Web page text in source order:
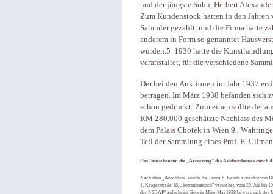
und der jüngste Sohn, Herbert
Zum Kundenstock hatten in den
Sammler gezählt, und die Firma hatte
anderem in Form so genannter
wurden.5 1930 hatte die
veranstaltet, für die verschiedene
Der bei den Auktionen im Jahr 1937
betragen. Im März 1938 befanden sich
schon gedruckt: Zum einen sollte der
RM 280.000 geschätzte Nachlass des
dem Palais Chotek in Wien 9.,
Teil der Sammlung eines Prof. E.
Das Tauziehen um die „Arisierung" des Auktionshauses durch
Nach dem „Anschluss" wurde die Firma S. Kende zunächst von
1, Krugerstraße 18, „kommissarisch" verwaltet, vom 29. Juli bis
der NSDAP" aufscheint. Bereits Mitte Mai 1938 bewarb sich der